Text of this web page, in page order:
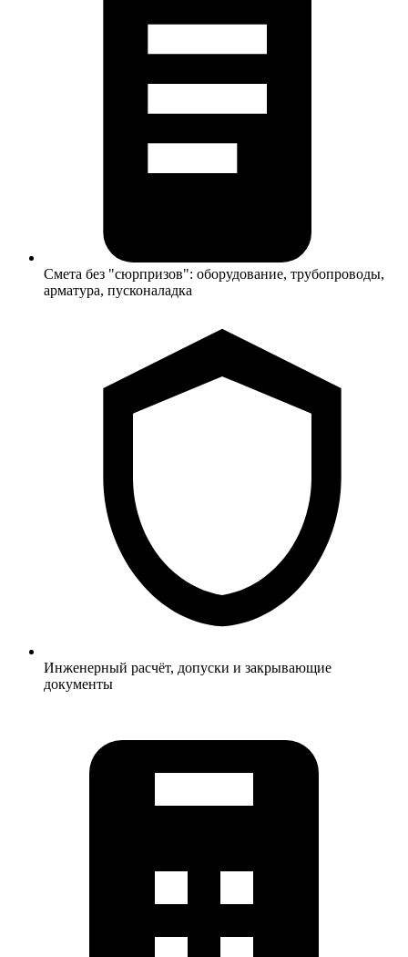
Смета без "сюрпризов": оборудование, трубопроводы,
арматура, пусконаладка
Инженерный расчёт, допуски и закрывающие
документы